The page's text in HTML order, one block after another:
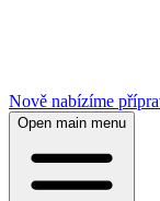
Nově nabízíme
Open main menu